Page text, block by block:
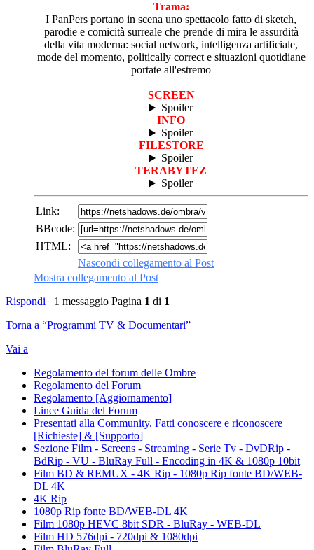
Trama:
I PanPers portano in scena uno spettacolo fatto di sketch,
parodie e comicità surreale che prende di mira le assurdità
della vita moderna: social network, intelligenza artificiale,
mode del momento, politically correct e situazioni quotidiane
portate all'estremo
SCREEN
Spoiler
INFO
Spoiler
FILESTORE
Spoiler
TERABYTEZ
Spoiler
Link:
BBcode:
HTML:
Nascondi collegamento al Post
Mostra collegamento al Post
Rispondi
1 messaggio Pagina 1 di 1
Torna a “Programmi TV & Documentari”
Vai a
Regolamento del forum delle Ombre
Regolamento del Forum
Regolamento [Aggiornamento]
Linee Guida del Forum
Presentati alla Community. Fatti conoscere e riconoscere
[Richieste] & [Supporto]
Sezione Film - Screens - Streaming - Serie Tv - DvDRip -
BdRip - VU - BluRay Full - Encoding in 4K & 1080p 10bit
Film BD & REMUX - 4K Rip - 1080p Rip fonte BD/WEB-
DL 4K
4K Rip
1080p Rip fonte BD/WEB-DL 4K
Film 1080p HEVC 8bit SDR - BluRay - WEB-DL
Film HD 576dpi - 720dpi & 1080dpi